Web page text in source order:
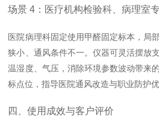
场景 4：医疗机构检验科、病理室
医院病理科固定使用甲醛固定标本，局
狭小、通风条件不一。仪器可灵活摆放
温湿度、气压，消除环境参数波动带来
标点位，指导医院通风改造与职业防护优
四、使用成效与客户评价